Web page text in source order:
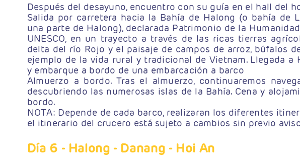
Después del desayuno, encuentro con su guía en el hall del
Salida por carretera hacia la Bahía de Halong (o bahía de
una parte de Halong), declarada Patrimonio de la
UNESCO, en un trayecto a través de las ricas tierras
delta del río Rojo y el paisaje de campos de arroz, búfalos
ejemplo de la vida rural y tradicional de Vietnam. Llegada a
y embarque a bordo de una embarcación a barco
Almuerzo a bordo. Tras el almuerzo, continuaremos
descubriendo las numerosas islas de la Bahía. Cena y
bordo.
NOTA: Depende de cada barco, realizaran los diferentes
el itinerario del crucero está sujeto a cambios sin previo
Día 6 - Halong - Danang - Hoi An